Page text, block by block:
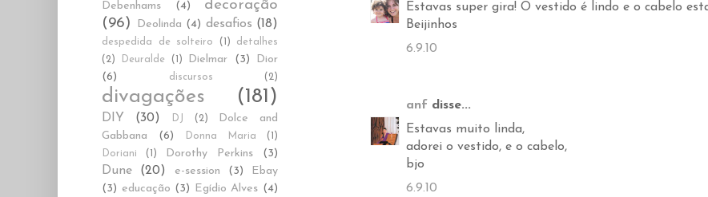
Estavas super gira! O vestido é lindo e o cabelo
Beijinhos
6.9.10
anf disse...
Estavas muito linda,
adorei o vestido, e o cabelo,
bjo
6.9.10
Debenhams (4)
decoração
(96)
Deolinda (4) desafios (18)
despedida de solteiro (1)
detalhes
(2)
Deuralde (1) Dielmar (3)
Dior
(6)
discursos (2)
divagações (181)
DIY (30) DJ (2)
Dolce and
Gabbana
(6) Donna Maria
(1)
Doriani
(1) Dorothy Perkins (3)
Dune (20) e-session (3)
Ebay
(3) educação (3) Egídio Alves (4)